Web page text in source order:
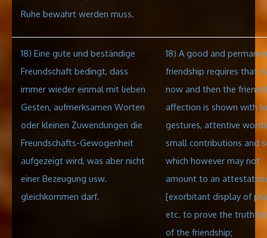
Ruhe bewahrt werden muss.
18) Eine gute und beständige
Freundschaft bedingt, dass
immer wieder einmal mit lieben
Gesten, aufmerksamen Worten
oder kleinen Zuwendungen die
Freundschafts-Gewogenheit
aufgezeigt wird, was aber nicht
einer Bezeugung usw.
gleichkommen darf.
18) A good and
friendship requires that
now and then the
affection is shown with
gestures, attentive
small contributions and
which however may not
amount to an
[exorbitant display of
etc. to prove the
of the friendship;